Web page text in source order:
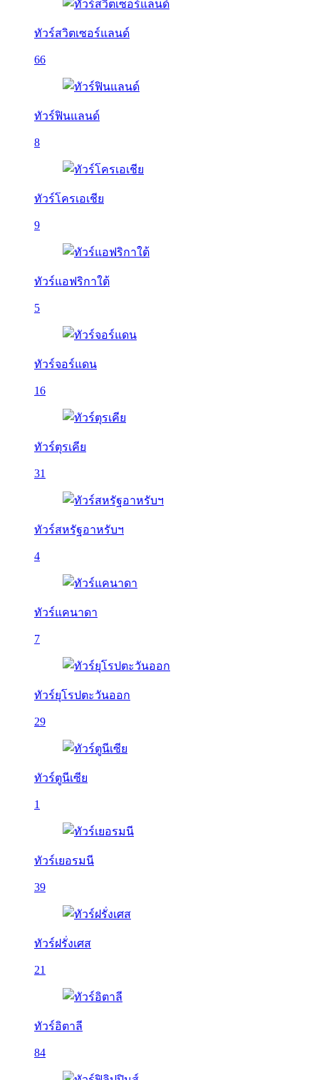
ทัวร์สวิตเซอร์แลนด์
66
ทัวร์ฟินแลนด์
8
ทัวร์โครเอเชีย
9
ทัวร์แอฟริกาใต้
5
ทัวร์จอร์แดน
16
ทัวร์ตุรเคีย
31
ทัวร์สหรัฐอาหรับฯ
4
ทัวร์แคนาดา
7
ทัวร์ยุโรปตะวันออก
29
ทัวร์ตูนีเซีย
1
ทัวร์เยอรมนี
39
ทัวร์ฝรั่งเศส
21
ทัวร์อิตาลี
84